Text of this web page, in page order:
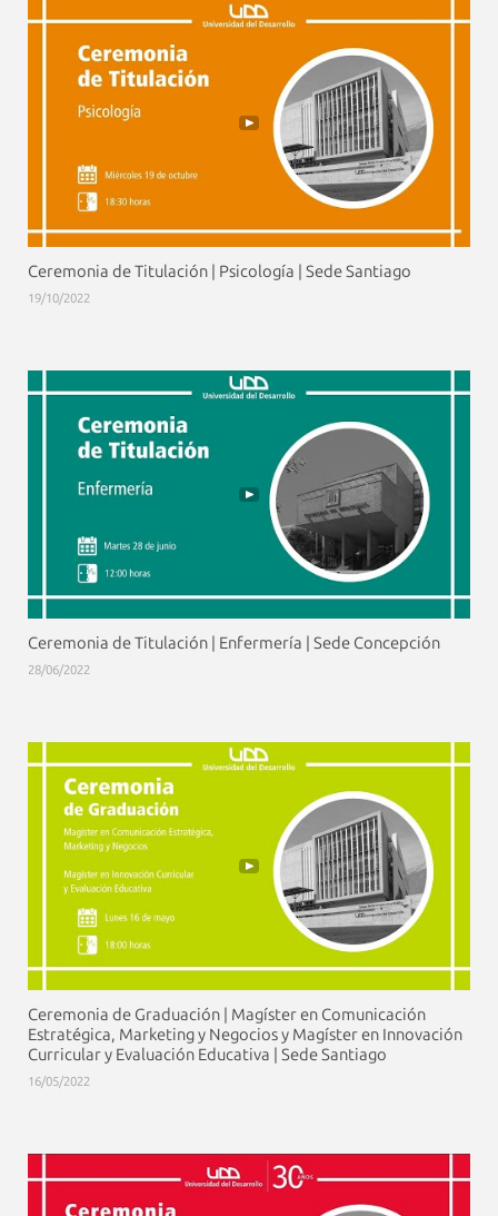
Ceremonia de Titulación | Psicología | Sede Santiago
19/10/2022
Ceremonia de Titulación | Enfermería | Sede Concepción
28/06/2022
Ceremonia de Graduación | Magíster en Comunicación
Estratégica, Marketing y Negocios y Magíster en Innovación
Curricular y Evaluación Educativa | Sede Santiago
16/05/2022